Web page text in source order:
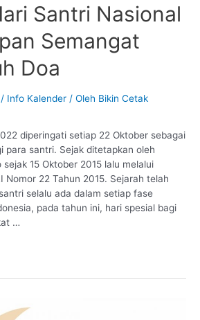
Santri Nasional
Semangat
Doa
/ Info Kalender / Oleh Bikin Cetak
diperingati setiap 22 Oktober sebagai
para santri. Sejak ditetapkan oleh
15 Oktober 2015 lalu melalui
Nomor 22 Tahun 2015. Sejarah telah
selalu ada dalam setiap fase
pada tahun ini, hari spesial bagi
…